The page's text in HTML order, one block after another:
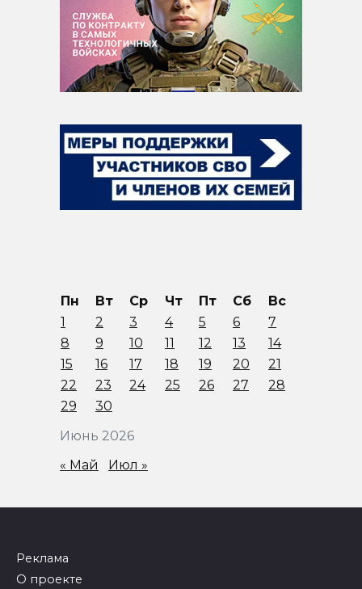
Июнь 2026
Пн Вт Ср Чт Пт Сб
Вс
1
2 3 4 5 6
7
8
9 10 11 12 13
14
15
16 17 18 19 20
21
22
23 24 25 26 27
28
29
30
« Май Июл »
Реклама
О проекте